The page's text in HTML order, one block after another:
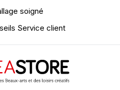
soigné
Service client